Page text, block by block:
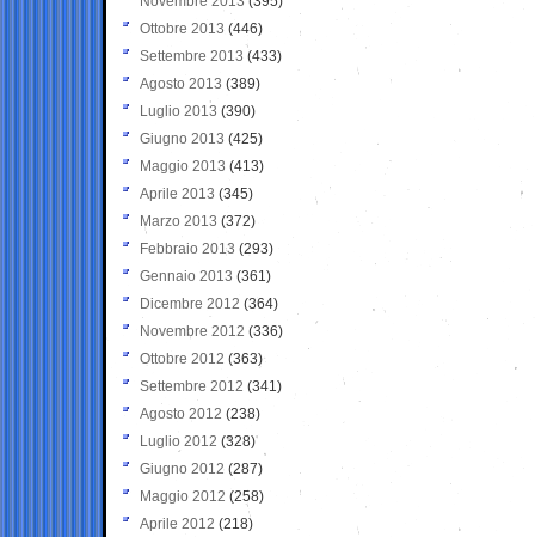
Ottobre 2013 (446)
Settembre 2013 (433)
Agosto 2013 (389)
Luglio 2013 (390)
Giugno 2013 (425)
Maggio 2013 (413)
Aprile 2013 (345)
Marzo 2013 (372)
Febbraio 2013 (293)
Gennaio 2013 (361)
Dicembre 2012 (364)
Novembre 2012 (336)
Ottobre 2012 (363)
Settembre 2012 (341)
Agosto 2012 (238)
Luglio 2012 (328)
Giugno 2012 (287)
Maggio 2012 (258)
Aprile 2012 (218)